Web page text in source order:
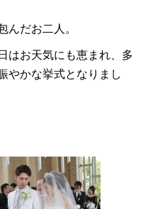
んだお二人。
はお天気にも恵まれ、 多
やかな挙式となりまし